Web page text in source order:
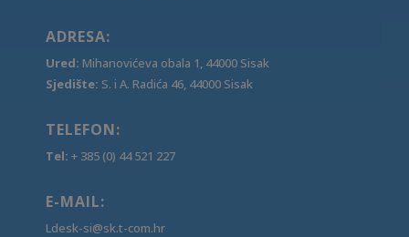
ADRESA:
Ured: Mihanovićeva obala 1, 44000 Sisak
Sjedište: S. i A. Radića 46, 44000 Sisak
TELEFON:
Tel: + 385 (0) 44 521 227
E-MAIL:
Ldesk-si@sk.t-com.hr